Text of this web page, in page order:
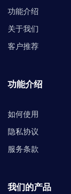
功能介绍
关于我们
客户推荐
功能介绍
如何使用
隐私协议
服务条款
我们的产品